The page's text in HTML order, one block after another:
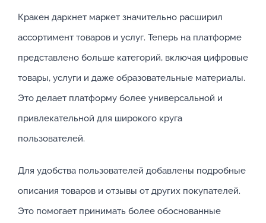
Кракен даркнет маркет значительно расширил
ассортимент товаров и услуг. Теперь на платформе
представлено больше категорий, включая цифровые
товары, услуги и даже образовательные материалы.
Это делает платформу более универсальной и
привлекательной для широкого круга
пользователей.
Для удобства пользователей добавлены подробные
описания товаров и отзывы от других покупателей.
Это помогает принимать более обоснованные